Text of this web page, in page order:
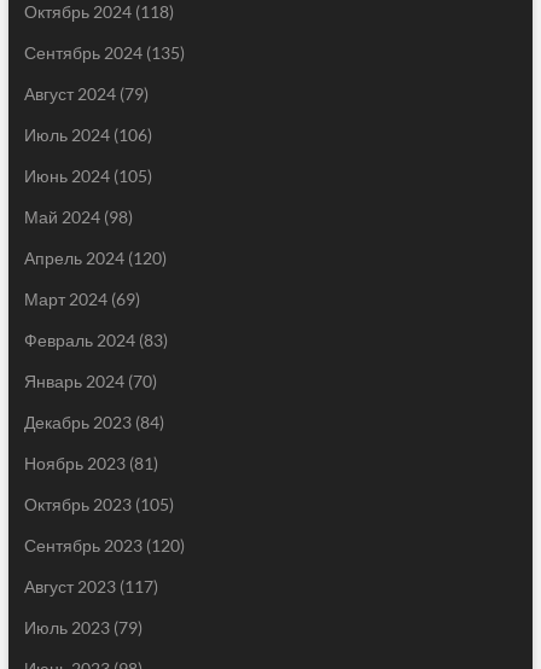
Октябрь 2024(118)
Сентябрь 2024(135)
Август 2024(79)
Июль 2024(106)
Июнь 2024(105)
Май 2024(98)
Апрель 2024(120)
Март 2024(69)
Февраль 2024(83)
Январь 2024(70)
Декабрь 2023(84)
Ноябрь 2023(81)
Октябрь 2023(105)
Сентябрь 2023(120)
Август 2023(117)
Июль 2023(79)